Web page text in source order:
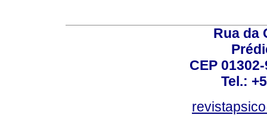
Rua da
CEP
Tel.: